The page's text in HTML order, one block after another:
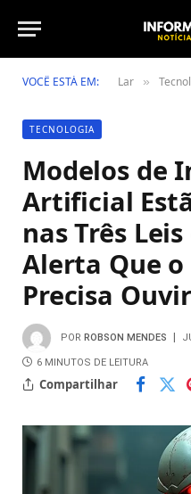
VOCÊ ESTÁ EM: Lar »
TECNOLOGIA
Modelos de
Artificial
nas Três
Alerta Que
Precisa Ouvir
POR ROBSON MENDES
6 MINUTOS DE LEITURA
Compartilhar